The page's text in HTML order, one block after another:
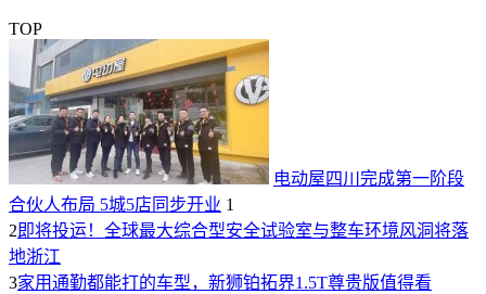
TOP
电动屋四川完成第一阶段
合伙人布局 5城5店同步开业 1
2 即将投运！全球最大综合型安全试验室与整车环境风洞将落
地浙江
3家用通勤都能打的车型，新狮铂拓界1.5T尊贵版值得看